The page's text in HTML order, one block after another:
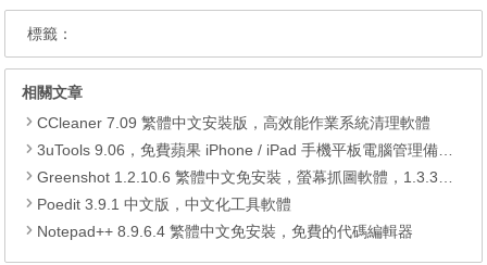
標籤：
相關文章
CCleaner 7.09 繁體中文安裝版，高效能作業系統清理軟體
3uTools 9.06，免費蘋果 iPhone / iPad 手機平板電腦管理備份還原軟體
Greenshot 1.2.10.6 繁體中文免安裝，螢幕抓圖軟體，1.3.315 安裝版
Poedit 3.9.1 中文版，中文化工具軟體
Notepad++ 8.9.6.4 繁體中文免安裝，免費的代碼編輯器